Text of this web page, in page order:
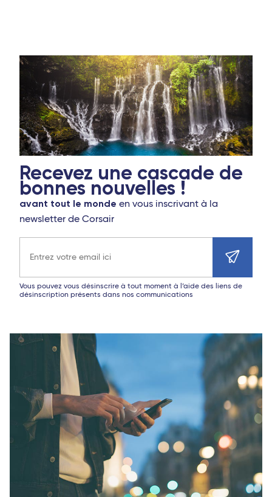
Recevez une cascade de
bonnes nouvelles !
avant tout le monde en vous inscrivant à la
newsletter de Corsair
Vous pouvez vous désinscrire à tout moment à l’aide des liens de
désinscription présents dans nos communications